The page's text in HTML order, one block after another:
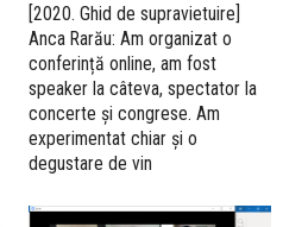
[2020. Ghid de supravietuire]
Anca Rarău: Am organizat o
conferință online, am fost
speaker la câteva, spectator la
concerte și congrese. Am
experimentat chiar și o
degustare de vin